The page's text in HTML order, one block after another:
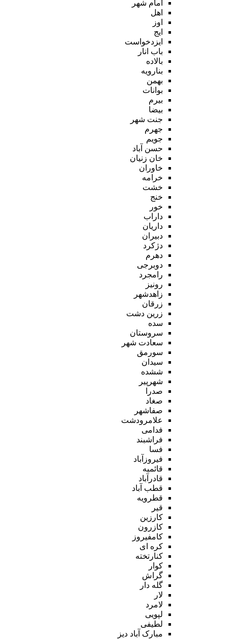
امام شهر
اهل
اوز
ایج
ایزدخواست
باب انار
بالاده
بنارویه
بهمن
بوانات
بیرم
بیضا
جنت شهر
جهرم
جویم
حسن آباد
خان زنیان
خاوران
خرامه
خشت
خنج
خور
داراب
داریان
دبیران
دژکرد
دهرم
دوبرجی
رامجرد
رونیز
زاهدشهر
زرقان
زرین دشت
سده
سروستان
سعادت شهر
سورمق
سیدان
ششده
شهرپیر
صدرا
صغاد
صفاشهر
علامرودشت
فدامی
فراشبند
فسا
فیروزآباد
قائمیه
قادرآباد
قطب آباد
قطرویه
قیر
کارزین
کازرون
کامفیروز
کره ای
کنارتخته
کوار
گراش
گله دار
لار
لامرد
لپویی
لطیفی
مبارک آباد دیز